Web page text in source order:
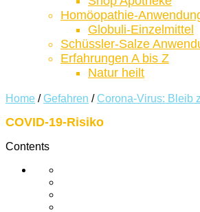
Homöopathie-
Globuli-Einzelmittel
Schüssler-Salze
Erfahrungen A bis Z
Natur heilt
Home / Gefahren / Corona-Virus: Bleib
COVID-19-Risiko
Contents